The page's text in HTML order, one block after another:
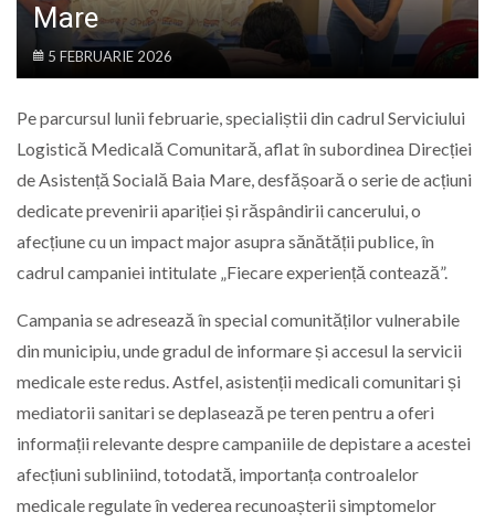
Mare
5 FEBRUARIE 2026
Pe parcursul lunii februarie, specialiștii din cadrul Serviciului
Logistică Medicală Comunitară, aflat în subordinea Direcției
de Asistență Socială Baia Mare, desfășoară o serie de acțiuni
dedicate prevenirii apariției și răspândirii cancerului, o
afecțiune cu un impact major asupra sănătății publice, în
cadrul campaniei intitulate „Fiecare experiență contează”.
Campania se adresează în special comunităților vulnerabile
din municipiu, unde gradul de informare și accesul la servicii
medicale este redus. Astfel, asistenții medicali comunitari și
mediatorii sanitari se deplasează pe teren pentru a oferi
informații relevante despre campaniile de depistare a acestei
afecțiuni subliniind, totodată, importanța controalelor
medicale regulate în vederea recunoașterii simptomelor